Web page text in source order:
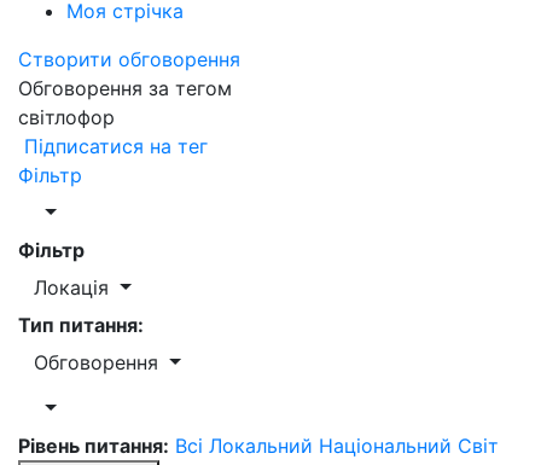
Моя стрічка
Створити обговорення
Обговорення за тегом
світлофор
Підписатися на тег
Фільтр
Фільтр
Локація
Тип питання:
Обговорення
Рівень питання: Всі Локальний Національний Світ